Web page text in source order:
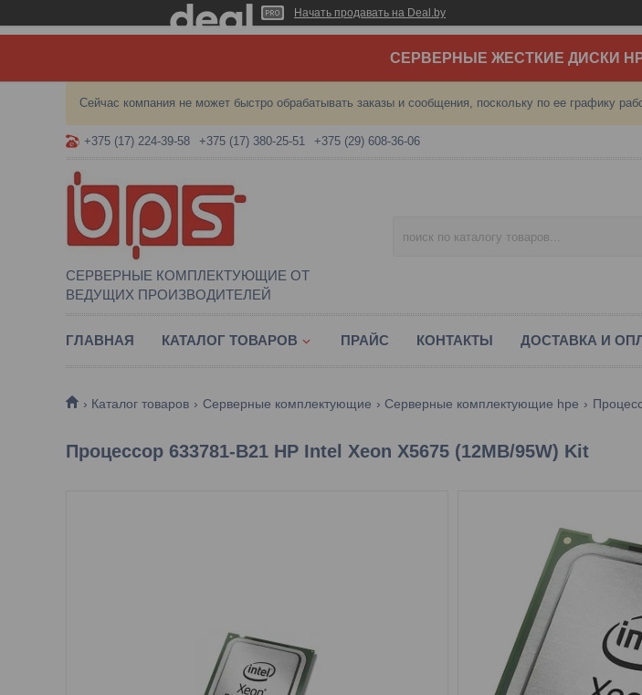
Начать продавать на Deal.by
СЕРВЕРНЫЕ ЖЕСТКИЕ ДИСКИ
Сейчас компания не может быстро обрабатывать заказы и сообщения, поскольку по ее графику
+375 (17) 224-39-58 +375 (17) 380-25-51 +375 (29) 608-36-06
СЕРВЕРНЫЕ КОМПЛЕКТУЮЩИЕ ОТ
ВЕДУЩИХ ПРОИЗВОДИТЕЛЕЙ
ГЛАВНАЯ КАТАЛОГ ТОВАРОВ ПРАЙС КОНТАКТЫ ДОСТАВКА И
Каталог товаров Серверные комплектующие Серверные комплектующие hpe
Процессор 633781-B21 HP Intel Xeon X5675 (12MB/95W) Kit